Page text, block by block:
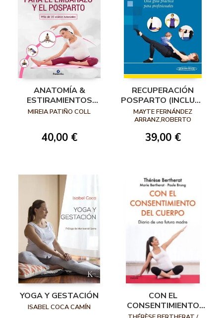
ANATOMÍA &
ESTIRAMIENTOS
PARA EL EMBARAZO
MIREIA PATIÑO COLL
40,00 €
RECUPERACIÓN
POSPARTO (INCLUYE
VERSIÓN DIGITAL)
MAYTE FERNÁNDEZ
ARRANZ,ROBERTO
FERNÁNDEZ ARRANZ
39,00 €
YOGA Y GESTACIÓN
ISABEL COCA CAMÍN
CON EL
CONSENTIMIENTO
DEL CUERPO. DIARIO